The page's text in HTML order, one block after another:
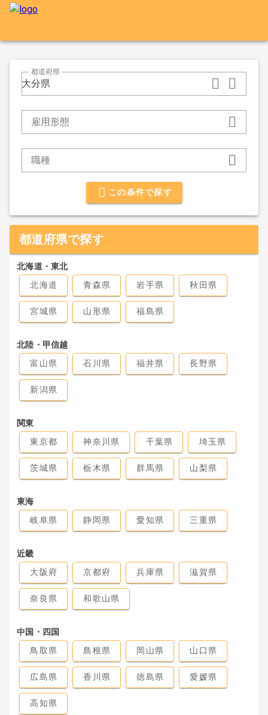
大分県
都道府県
雇用形態
職種
この条件で探す
都道府県で探す
北海道・東北
北海道
青森県 岩手県 秋田県
宮城県 山形県 福島県
北陸・甲信越
富山県
石川県 福井県 長野県
新潟県
関東
東京都
神奈川県 千葉県 埼玉県
茨城県 栃木県 群馬県 山梨県
東海
岐阜県
静岡県 愛知県 三重県
近畿
大阪府
京都府 兵庫県 滋賀県
奈良県 和歌山県
中国・四国
鳥取県
島根県 岡山県 山口県
広島県 香川県 徳島県 愛媛県
高知県